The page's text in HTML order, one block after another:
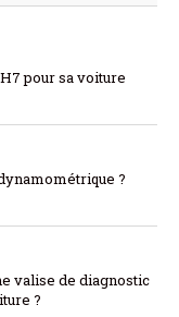
pour sa voiture
?
valise de diagnostic
?